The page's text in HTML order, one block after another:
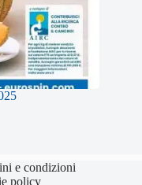
e condizioni
policy